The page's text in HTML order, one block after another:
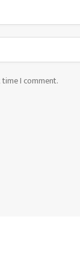
I comment.